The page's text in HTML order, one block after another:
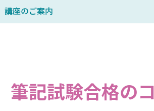
講座のご案内
記試験合格の